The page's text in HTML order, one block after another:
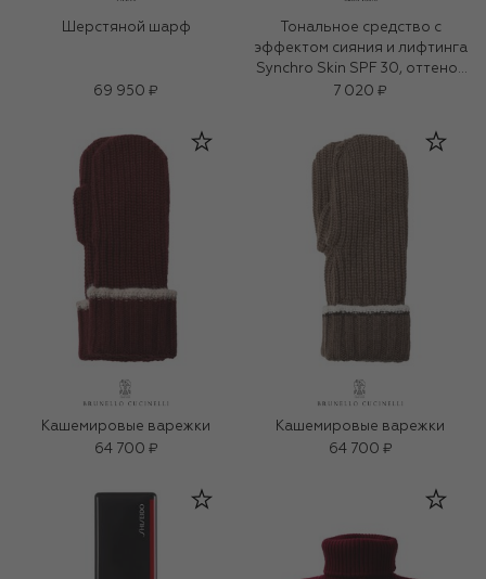
Шерстяной шарф
69 950 ₽
Тональное средство с
эффектом сияния и лифтинга
Synchro Skin SPF 30, оттенок
150 Lace (30ml)
7 020 ₽
Кашемировые варежки
64 700 ₽
Кашемировые варежки
64 700 ₽